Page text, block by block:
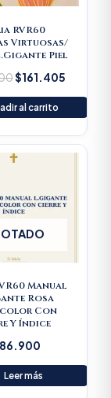
RVR60
Virtuosas/
Piel
$161.405
al carrito
Manual
Rosa
Con
Y Índice
Leer más